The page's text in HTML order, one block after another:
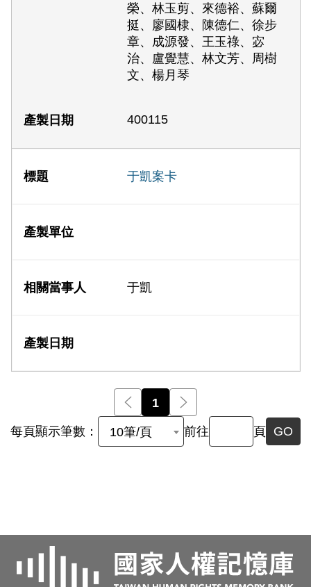
榮、林玉剪、來德裕、蘇爾
挺、廖國棣、陳德仁、徐步
章、成源發、王玉祿、宓
治、盧覺慧、林文芳、周樹
文、楊月琴
400115
于凱案卡
于凱
前一頁
1
每頁顯示筆數： 10筆/頁 前往 頁 GO